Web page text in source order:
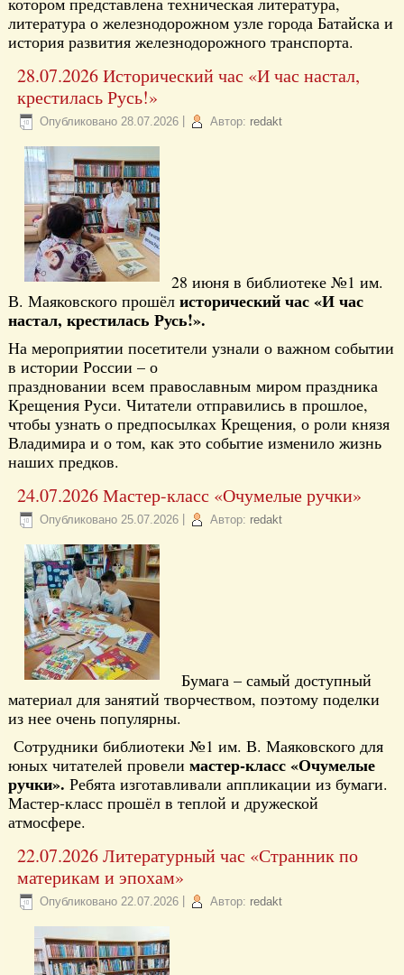
литература о железнодорожном узле города Батайска и
история развития железнодорожного транспорта.
28.07.2026 Исторический час «И час настал,
крестилась Русь!»
Опубликовано 28.07.2026 Автор: redakt
28 июня в библиотеке №1 им.
В. Маяковского прошёлисторический час «И час
настал, крестилась Русь!».
На мероприятии посетители узнали о важном событии
в истории России – о
праздновании всем православным миром праздника
Крещения Руси. Читатели отправились в прошлое,
чтобы узнать о предпосылках Крещения, о роли князя
Владимира и о том, как это событие изменило жизнь
наших предков.
24.07.2026 Мастер-класс «Очумелые ручки»
Опубликовано 25.07.2026 Автор: redakt
Бумага – самый доступный
материал для занятий творчеством, поэтому поделки
из нее очень популярны.
Сотрудники библиотеки №1 им. В. Маяковского для
юных читателей провелимастер-класс «Очумелые
ручки». Ребята изготавливали аппликации из бумаги.
Мастер-класс прошёл в теплой и дружеской
атмосфере.
22.07.2026 Литературный час «Странник по
материкам и эпохам»
Опубликовано 22.07.2026 Автор: redakt